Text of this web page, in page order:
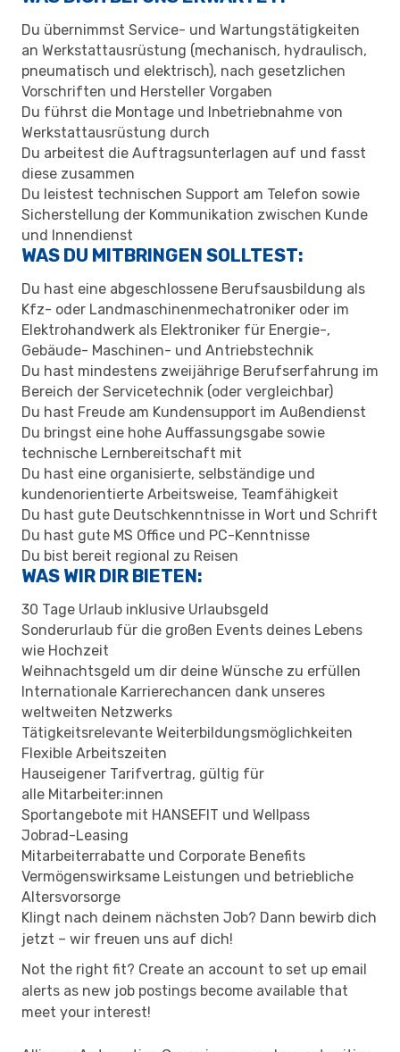
Du übernimmst Service- und Wartungstätigkeiten
an Werkstattausrüstung (mechanisch, hydraulisch,
pneumatisch und elektrisch), nach gesetzlichen
Vorschriften und Hersteller Vorgaben
Du führst die Montage und Inbetriebnahme von
Werkstattausrüstung durch
Du arbeitest die Auftragsunterlagen auf und fasst
diese zusammen
Du leistest technischen Support am Telefon sowie
Sicherstellung der Kommunikation zwischen Kunde
und Innendienst
WAS DU MITBRINGEN SOLLTEST:
Du hast eine abgeschlossene Berufsausbildung als
Kfz- oder Landmaschinenmechatroniker oder im
Elektrohandwerk als Elektroniker für Energie-,
Gebäude- Maschinen- und Antriebstechnik
Du hast mindestens zweijährige Berufserfahrung im
Bereich der Servicetechnik (oder vergleichbar)
Du hast Freude am Kundensupport im Außendienst
Du bringst eine hohe Auffassungsgabe sowie
technische Lernbereitschaft mit
Du hast eine organisierte, selbständige und
kundenorientierte Arbeitsweise, Teamfähigkeit
Du hast gute Deutschkenntnisse in Wort und Schrift
Du hast gute MS Office und PC-Kenntnisse
Du bist bereit regional zu Reisen
WAS WIR DIR BIETEN:
30 Tage Urlaub inklusive Urlaubsgeld
Sonderurlaub für die großen Events deines Lebens
wie Hochzeit
Weihnachtsgeld um dir deine Wünsche zu erfüllen
Internationale Karrierechancen dank unseres
weltweiten Netzwerks
Tätigkeitsrelevante Weiterbildungsmöglichkeiten
Flexible Arbeitszeiten
Hauseigener Tarifvertrag, gültig für
alle Mitarbeiter:innen
Sportangebote mit HANSEFIT und Wellpass
Jobrad-Leasing
Mitarbeiterrabatte und Corporate Benefits
Vermögenswirksame Leistungen und betriebliche
Altersvorsorge
Klingt nach deinem nächsten Job? Dann bewirb dich
jetzt – wir freuen uns auf dich!
Not the right fit? Create an account to set up email
alerts as new job postings become available that
meet your interest!